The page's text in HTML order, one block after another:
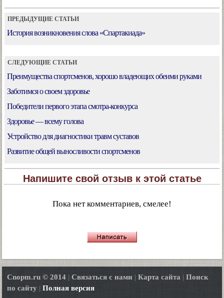
ПРЕДЫДУЩИЕ СТАТЬИ
История возникновения слова «Спартакиада»
СЛЕДУЮЩИЕ СТАТЬИ
Преимущества спортсменов, хорошо владеющих обеими руками
Заботимся о своем здоровье
Победители первого этапа смотра-конкурса
Здоровье — всему голова
Устройство для диагностики травм суставов
Развитие общей выносливости спортсменов
Напишите свой отзыв к этой статье
Пока нет комментариев, смелее!
Cnopm.ru © 2014 | Связаться с нами | Карта сайта | Поиск
по сайту | Полная версия